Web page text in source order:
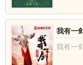
我有一
我有一